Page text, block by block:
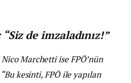
de imzaladınız!”
Marchetti ise FPÖ’nün
kesinti, FPÖ ile yapılan